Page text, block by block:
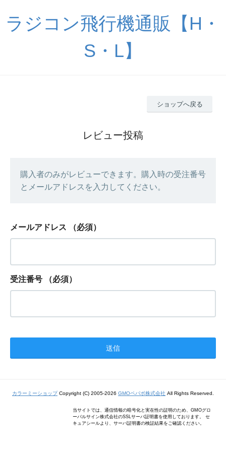
ラジコン飛行機通販【H・
S・L】
ショップへ戻る
レビュー投稿
購入者のみがレビューできます。購入時の受注番号
とメールアドレスを入力してください。
メールアドレス （必須）
受注番号 （必須）
カラーミーショップCopyright (C) 2005-2026 GMOペパボ株式会社 All Rights Reserved.
当サイトでは、通信情報の暗号化と実在性の証明のため、GMOグロ
ーバルサイン株式会社のSSLサーバ証明書を使用しております。 セ
キュアシールより、サーバ証明書の検証結果をご確認ください。